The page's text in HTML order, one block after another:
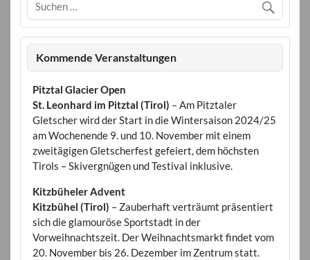
Kommende Veranstaltungen
Pitztal Glacier Open
St. Leonhard im Pitztal (Tirol) – Am Pitztaler
Gletscher wird der Start in die Wintersaison 2024/25
am Wochenende 9. und 10. November mit einem
zweitägigen Gletscherfest gefeiert, dem höchsten
Tirols – Skivergnügen und Testival inklusive.
Kitzbüheler Advent
Kitzbühel (Tirol) – Zauberhaft verträumt präsentiert
sich die glamouröse Sportstadt in der
Vorweihnachtszeit. Der Weihnachtsmarkt findet vom
20. November bis 26. Dezember im Zentrum statt.